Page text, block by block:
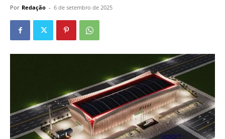
Por Redação - 6 de setembro de 2025